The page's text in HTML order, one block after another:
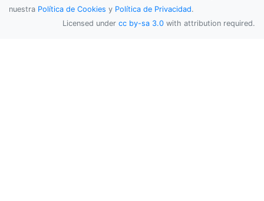
nuestra Política de Cookies y Política de Privacidad.
Licensed under cc by-sa 3.0 with attribution required.